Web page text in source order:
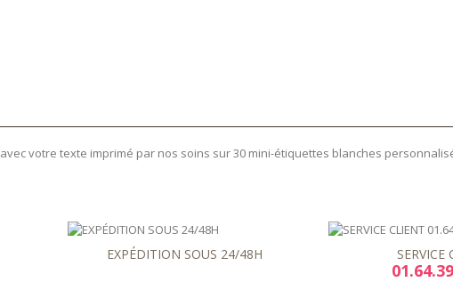
avec votre texte imprimé par nos soins sur 30 mini-étiquettes blanches
EXPÉDITION SOUS 24/48H SERVICE